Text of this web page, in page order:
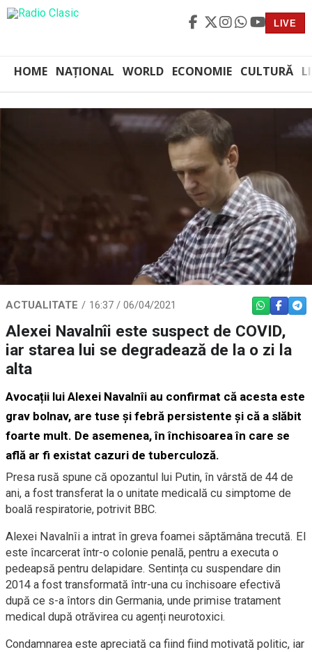
LIVE
HOME NAȚIONAL WORLD ECONOMIE CULTURĂ
ACTUALITATE 16:37 / 06/04/2021 WHATSAPP
Alexei Navalnîi este suspect de COVID,
iar starea lui se degradează de la o zi la
alta
Avocații lui Alexei Navalnîi au confirmat că acesta este
grav bolnav, are tuse și febră persistente și că a slăbit
foarte mult. De asemenea, în închisoarea în care se
află ar fi existat cazuri de tuberculoză.
Presa rusă spune că opozantul lui Putin, în vârstă de 44 de
ani, a fost transferat la o unitate medicală cu simptome de
boală respiratorie, potrivit BBC.
Alexei Navalnîi a intrat în greva foamei săptămâna trecută. El
este încarcerat într-o colonie penală, pentru a executa o
pedeapsă pentru delapidare. Sentința cu suspendare din
2014 a fost transformată într-una cu închisoare efectivă
după ce s-a întors din Germania, unde primise tratament
medical după otrăvirea cu agenți neurotoxici.
Condamnarea este apreciată ca fiind fiind motivată politic, iar